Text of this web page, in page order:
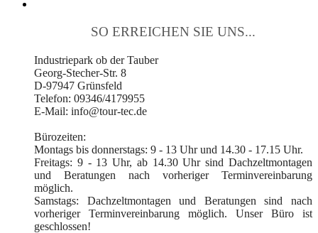
SO ERREICHEN SIE UNS...
Industriepark ob der Tauber
Georg-Stecher-Str. 8
D-97947 Grünsfeld
Telefon: 09346/4179955
E-Mail: info@tour-tec.de
Bürozeiten:
Montags bis donnerstags: 9 - 13 Uhr und 14.30 - 17.15 Uhr.
Freitags: 9 - 13 Uhr, ab 14.30 Uhr sind Dachzeltmontagen
und Beratungen nach vorheriger Terminvereinbarung
möglich.
Samstags: Dachzeltmontagen und Beratungen sind nach
vorheriger Terminvereinbarung möglich. Unser Büro ist
geschlossen!